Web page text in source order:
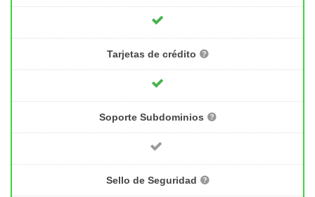
Tarjetas de crédito
Soporte Subdominios
Sello de Seguridad